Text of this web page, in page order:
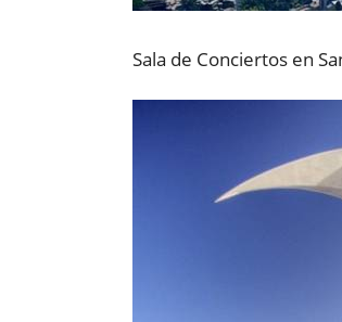
Sala de Conciertos en